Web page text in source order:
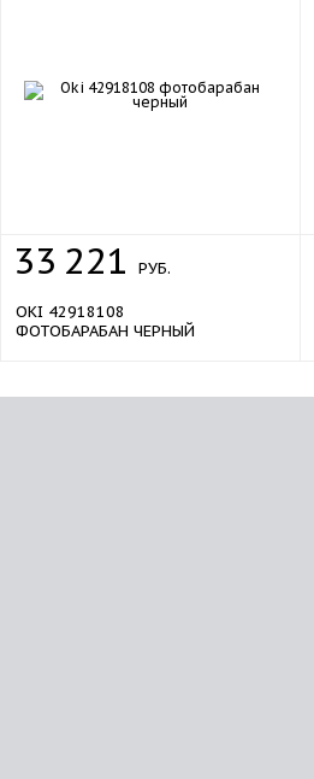
33 221 РУБ.
OKI 42918108
ФОТОБАРАБАН ЧЕРНЫЙ